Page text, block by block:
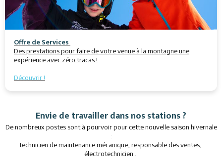
Offre de Services
Des prestations pour faire de votre venue à la montagne une
expérience avec zéro tracas !
Découvrir !
Envie de travailler dans nos stations ?
De nombreux postes sont à pourvoir pour cette nouvelle saison hivernale
:
technicien de maintenance mécanique, responsable des ventes,
électrotechnicien...